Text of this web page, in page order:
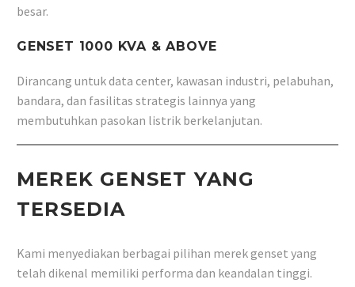
besar.
GENSET 1000 KVA & ABOVE
Dirancang untuk data center, kawasan industri, pelabuhan,
bandara, dan fasilitas strategis lainnya yang
membutuhkan pasokan listrik berkelanjutan.
MEREK GENSET YANG
TERSEDIA
Kami menyediakan berbagai pilihan merek genset yang
telah dikenal memiliki performa dan keandalan tinggi.